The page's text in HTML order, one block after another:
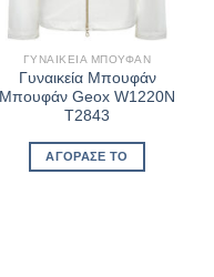
ΓΥΝΑΙΚΕΊΑ ΜΠΟΥΦΆΝ
Γυναικεία Μπουφάν
Μπουφάν Geox W1220N
T2843
ΑΓΌΡΑΣΈ ΤΟ